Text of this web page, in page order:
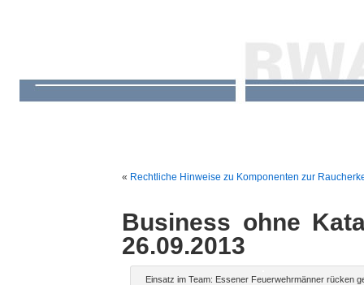
« Rechtliche Hinweise zu Komponenten zur
Business ohne
26.09.2013
Einsatz im Team: Essener Feuerwehrmänner rücken